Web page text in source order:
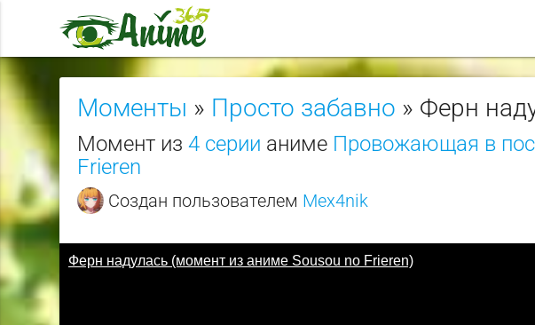
Моменты » Просто забавно » Ферн
Момент из4 серии аниме Провожающая в
Frieren
Создан пользователем Mex4nik